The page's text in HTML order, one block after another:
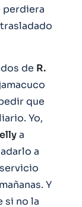
perdiera
de R.
que
Yo,
a
a
Y
si no la